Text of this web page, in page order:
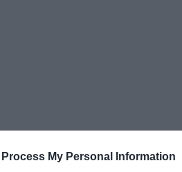
Process My Personal Information